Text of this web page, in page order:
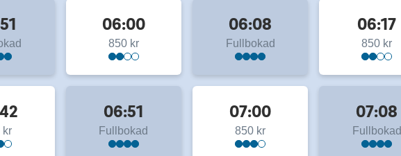
06:00
850 kr
06:08
Fullbokad
06:17
850 kr
kr
06:51
Fullbokad
07:00
850 kr
07:08
Fullbokad